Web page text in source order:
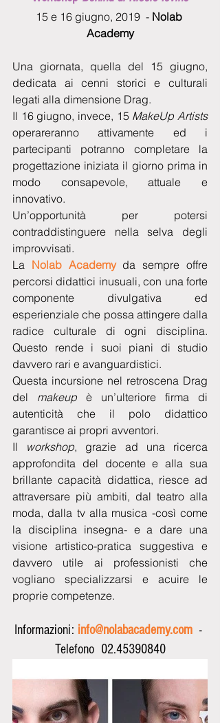
15 e 16 giugno, 2019  - Nolab
Academy
Una giornata, quella del 15 giugno,
dedicata ai cenni storici e culturali
legati alla dimensione Drag.
Il 16 giugno, invece, 15 MakeUp Artists
operareranno attivamente ed i
partecipanti potranno completare la
progettazione iniziata il giorno prima in
modo consapevole, attuale e
innovativo.
Un’opportunità per potersi
contraddistinguere nella selva degli
improvvisati.
La Nolab Academy da sempre offre
percorsi didattici inusuali, con una forte
componente divulgativa ed
esperienziale che possa attingere dalla
radice culturale di ogni disciplina.
Questo rende i suoi piani di studio
davvero rari e avanguardistici.
Questa incursione nel retroscena Drag
del makeup è un’ulteriore firma di
autenticità che il polo didattico
garantisce ai propri avventori.
Il workshop, grazie ad una ricerca
approfondita del docente e alla sua
brillante capacità didattica, riesce ad
attraversare più ambiti, dal teatro alla
moda, dalla tv alla musica -così come
la disciplina insegna- e a dare una
visione artistico-pratica suggestiva e
davvero utile ai professionisti che
vogliano specializzarsi e acuire le
proprie competenze.
Informazioni: info@nolabacademy.com
  -
Telefono  02.45390840